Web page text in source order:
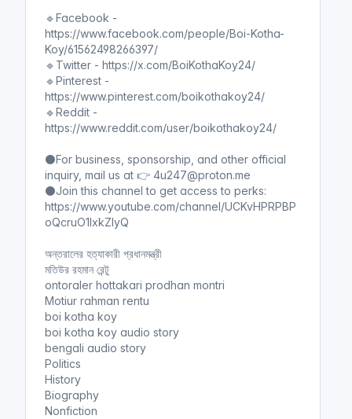
🔹Facebook -
https://www.facebook.com/people/Boi-Kotha-
Koy/61562498266397/
🔹Twitter - https://x.com/BoiKothaKoy24/
🔹Pinterest -
https://www.pinterest.com/boikothakoy24/
🔹Reddit -
https://www.reddit.com/user/boikothakoy24/
⚫For business, sponsorship, and other official
inquiry, mail us at 👉 4u247@proton.me
⚫Join this channel to get access to perks:
https://www.youtube.com/channel/UCKvHPRPBP
oQcruO1lxkZIyQ
অন্তরালের হত্যাকারী প্রধানমন্ত্রী
মতিউর রহমান রেন্টু
ontoraler hottakari prodhan montri
Motiur rahman rentu
boi kotha koy
boi kotha koy audio story
bengali audio story
Politics
History
Biography
Nonfiction